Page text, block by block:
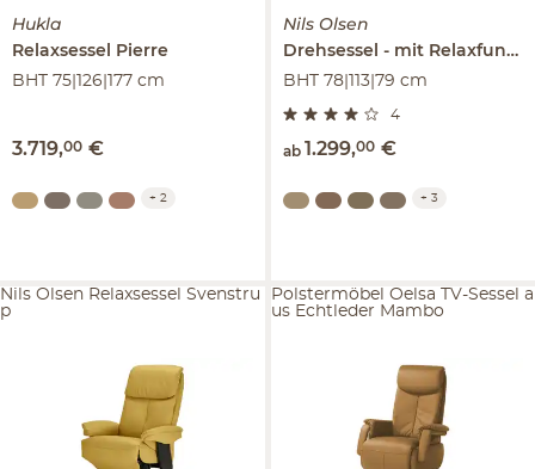
Hukla
Relaxsessel
Pierre
BHT 75|126|177 cm
3.719,00 €
+ 2
Nils Olsen
Drehsessel
mit Relaxfunktion
BHT 78|113|79 cm
4
ab 1.299,00 €
+ 3
Nils Olsen Relaxsessel Svenstru
p
Polstermöbel Oelsa TV-Sessel a
us Echtleder Mambo